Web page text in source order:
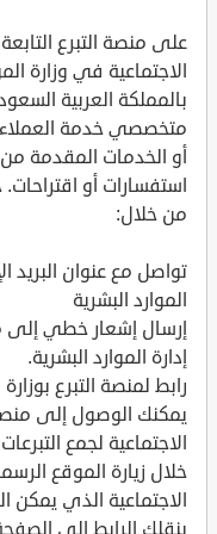
على منصة التبرع التابعة
الاجتماعية في وزارة
بالمملكة العربية
متخصصي خدمة
أو الخدمات المقدمة من
استفسارات أو
من خلال:
تواصل مع عنوان البريد
الموارد البشرية
إرسال إشعار خطي إلى
إدارة الموارد البشرية.
رابط لمنصة التبرع
يمكنك الوصول إلى منصة
الاجتماعية لجمع
خلال زيارة الموقع
الاجتماعية الذي يمكن